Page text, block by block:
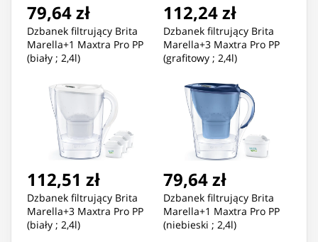
79,64 zł
Dzbanek filtrujący Brita
Marella+1 Maxtra Pro PP
(biały ; 2,4l)
112,24 zł
Dzbanek filtrujący Brita
Marella+3 Maxtra Pro PP
(grafitowy ; 2,4l)
112,51 zł
Dzbanek filtrujący Brita
Marella+3 Maxtra Pro PP
(biały ; 2,4l)
79,64 zł
Dzbanek filtrujący Brita
Marella+1 Maxtra Pro PP
(niebieski ; 2,4l)